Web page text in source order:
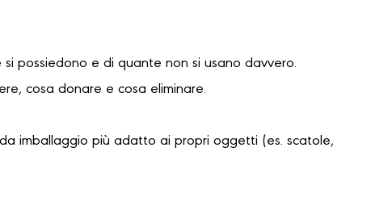
possiedono e di quante non si usano davvero.
cosa donare e cosa eliminare.
imballaggio più adatto ai propri oggetti (es. scatole,